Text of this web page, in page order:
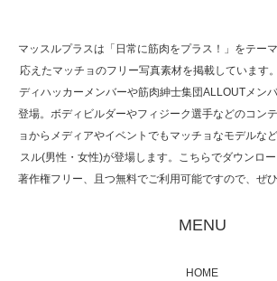
た（6/8放送）
マッスルプラスは「日常に筋肉をプラス！」をテー
応えたマッチョのフリー写真素材を掲載しています
ディハッカーメンバーや筋肉紳士集団ALLOUTメン
登場。ボディビルダーやフィジーク選手などのコン
ョからメディアやイベントでもマッチョなモデルな
スル(男性・女性)が登場します。こちらでダウンロ
著作権フリー、且つ無料でご利用可能ですので、ぜ
MENU
HOME